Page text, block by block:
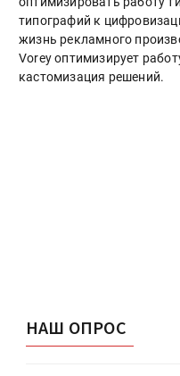
типографий к
жизнь рекламного
Vorey оптимизирует
кастомизация решений.
НАШ ОПРОС